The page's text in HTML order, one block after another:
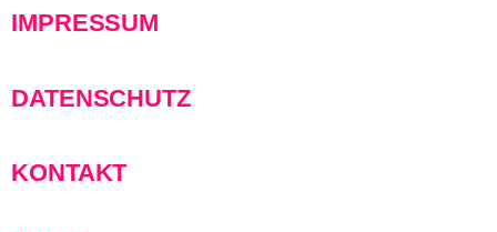
IMPRESSUM
DATENSCHUTZ
KONTAKT